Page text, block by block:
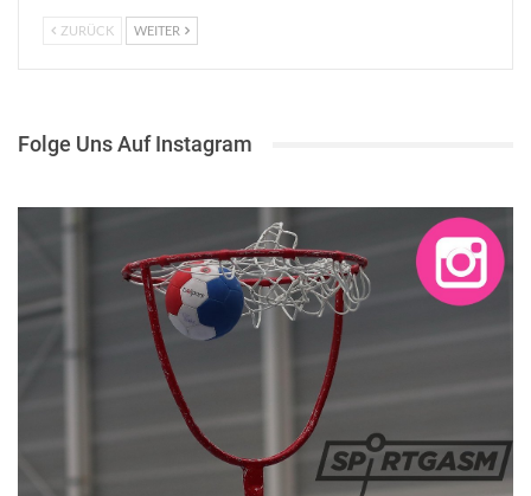
ZURÜCK WEITER
Folge Uns Auf Instagram